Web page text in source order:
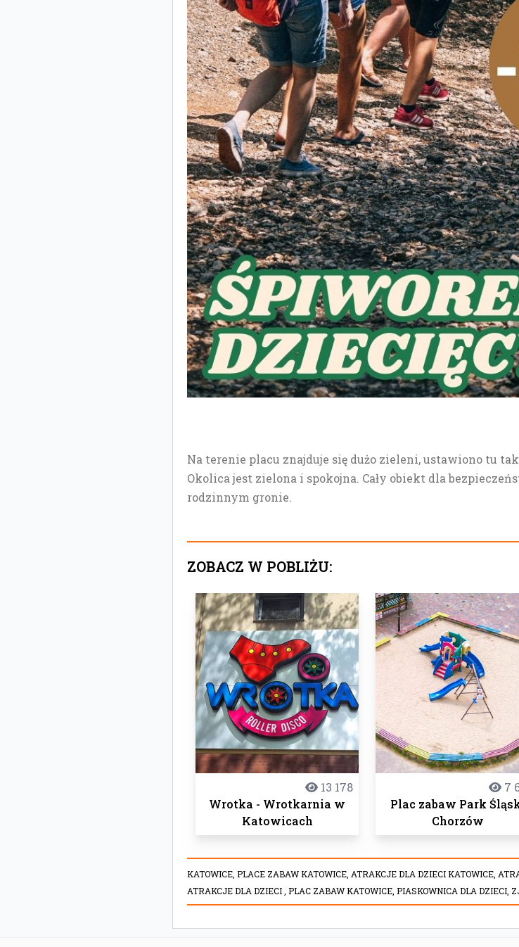
Na terenie placu znajduje się dużo zieleni, ustawiono tu
Okolica jest zielona i spokojna. Cały obiekt dla
rodzinnym gronie.
ZOBACZ W POBLIŻU:
13 178
Wrotka - Wrotkarnia w
Katowicach
7
Plac zabaw Park
Chorzów
KATOWICE,PLACE ZABAW KATOWICE,ATRAKCJE DLA DZIECI KATOWICE,
ATRAKCJE DLA DZIECI ,PLAC ZABAW KATOWICE,PIASKOWNICA DLA DZIECI,